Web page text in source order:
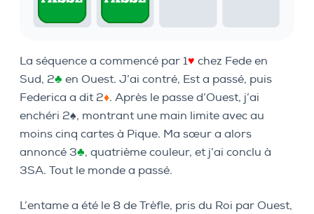
La séquence a commencé par 1♥ chez Fede en
Sud, 2♣ en Ouest. J’ai contré, Est a passé, puis
Federica a dit 2♦. Après le passe d’Ouest, j’ai
enchéri 2♠, montrant une main limite avec au
moins cinq cartes à Pique. Ma sœur a alors
annoncé 3♣, quatrième couleur, et j’ai conclu à
3SA. Tout le monde a passé.
L’entame a été le 8 de Trèfle, pris du Roi par Ouest,